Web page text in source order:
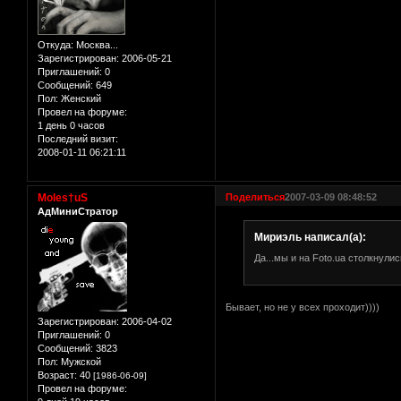
Откуда: Москва...
Зарегистрирован: 2006-05-21
Приглашений: 0
Сообщений: 649
Пол: Женский
Провел на форуме:
1 день 0 часов
Последний визит:
2008-01-11 06:21:11
Поделиться2007-03-09 08:48:52
Moles†uS
АдМиниСтратор
Зарегистрирован: 2006-04-02
Приглашений: 0
Сообщений: 3823
Пол: Мужской
Возраст: 40 [1986-06-09]
Провел на форуме:
Мириэль написал(а):
Да...мы и на Foto.ua
Бывает, но не у всех проходит))))